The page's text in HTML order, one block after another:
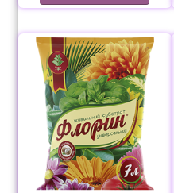
ТОТАЛЬНИЙ